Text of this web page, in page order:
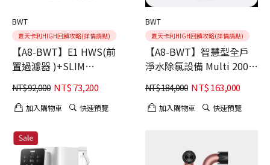
BWT
夏天卡利HIGH回饋攻略(詳情請點)
【A8-BWT】E1 HWS(前
置過濾器 )+SLIM
JUMBO(除氯)
NT$92,000 NT$73,200
加入購物車 快速預覽
BWT
夏天卡利HIGH回饋攻略(詳情請點)
【A8-BWT】智慧型全戶
淨水除氯設備 Multi 2000
(德國原裝)
NT$184,000 NT$163,000
加入購物車 快速預覽